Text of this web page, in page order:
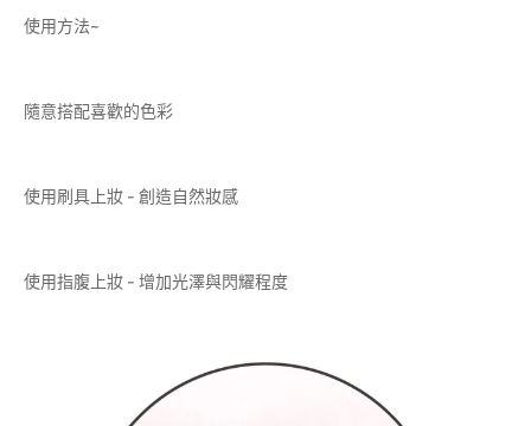
使用方法~
隨意搭配喜歡的色彩
使用刷具上妝 - 創造自然妝感
使用指腹上妝 - 增加光澤與閃耀程度